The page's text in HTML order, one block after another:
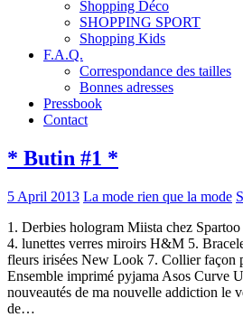
Shopping Déco
SHOPPING SPORT
Shopping Kids
F.A.Q.
Correspondance des tailles
Bonnes adresses
Pressbook
Contact
* Butin #1 *
5 April 2013 La mode rien que la mode
1. Derbies hologram Miista chez
4. lunettes verres miroirs H&M 5.
fleurs irisées New Look 7. Collier façon
Ensemble imprimé pyjama Asos Curve
nouveautés de ma nouvelle addiction le
de…